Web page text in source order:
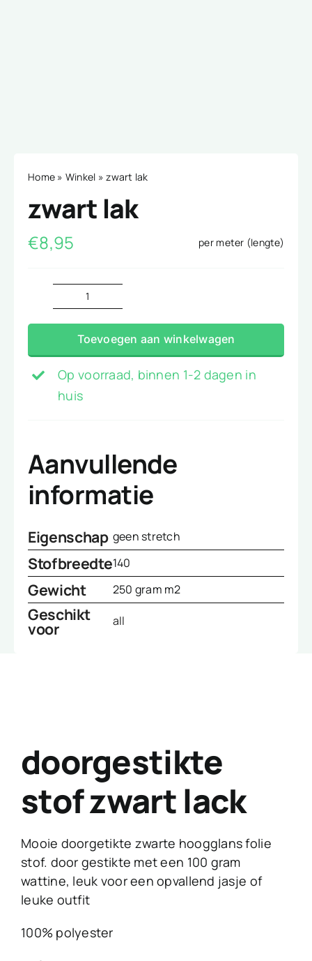
Home » Winkel »zwart lak
zwart lak
€8,95 per meter (lengte)
zwart
lak
aantal
Toevoegen aan winkelwagen
Op voorraad, binnen 1-2 dagen in
huis
Aanvullende
informatie
Eigenschap geen stretch
Stofbreedte140
Gewicht 250 gram m2
Geschikt
voor all
doorgestikte
stof zwart lack
Mooie doorgetikte zwarte hoogglans folie
stof. door gestikte met een 100 gram
wattine, leuk voor een opvallend jasje of
leuke outfit
100% polyester